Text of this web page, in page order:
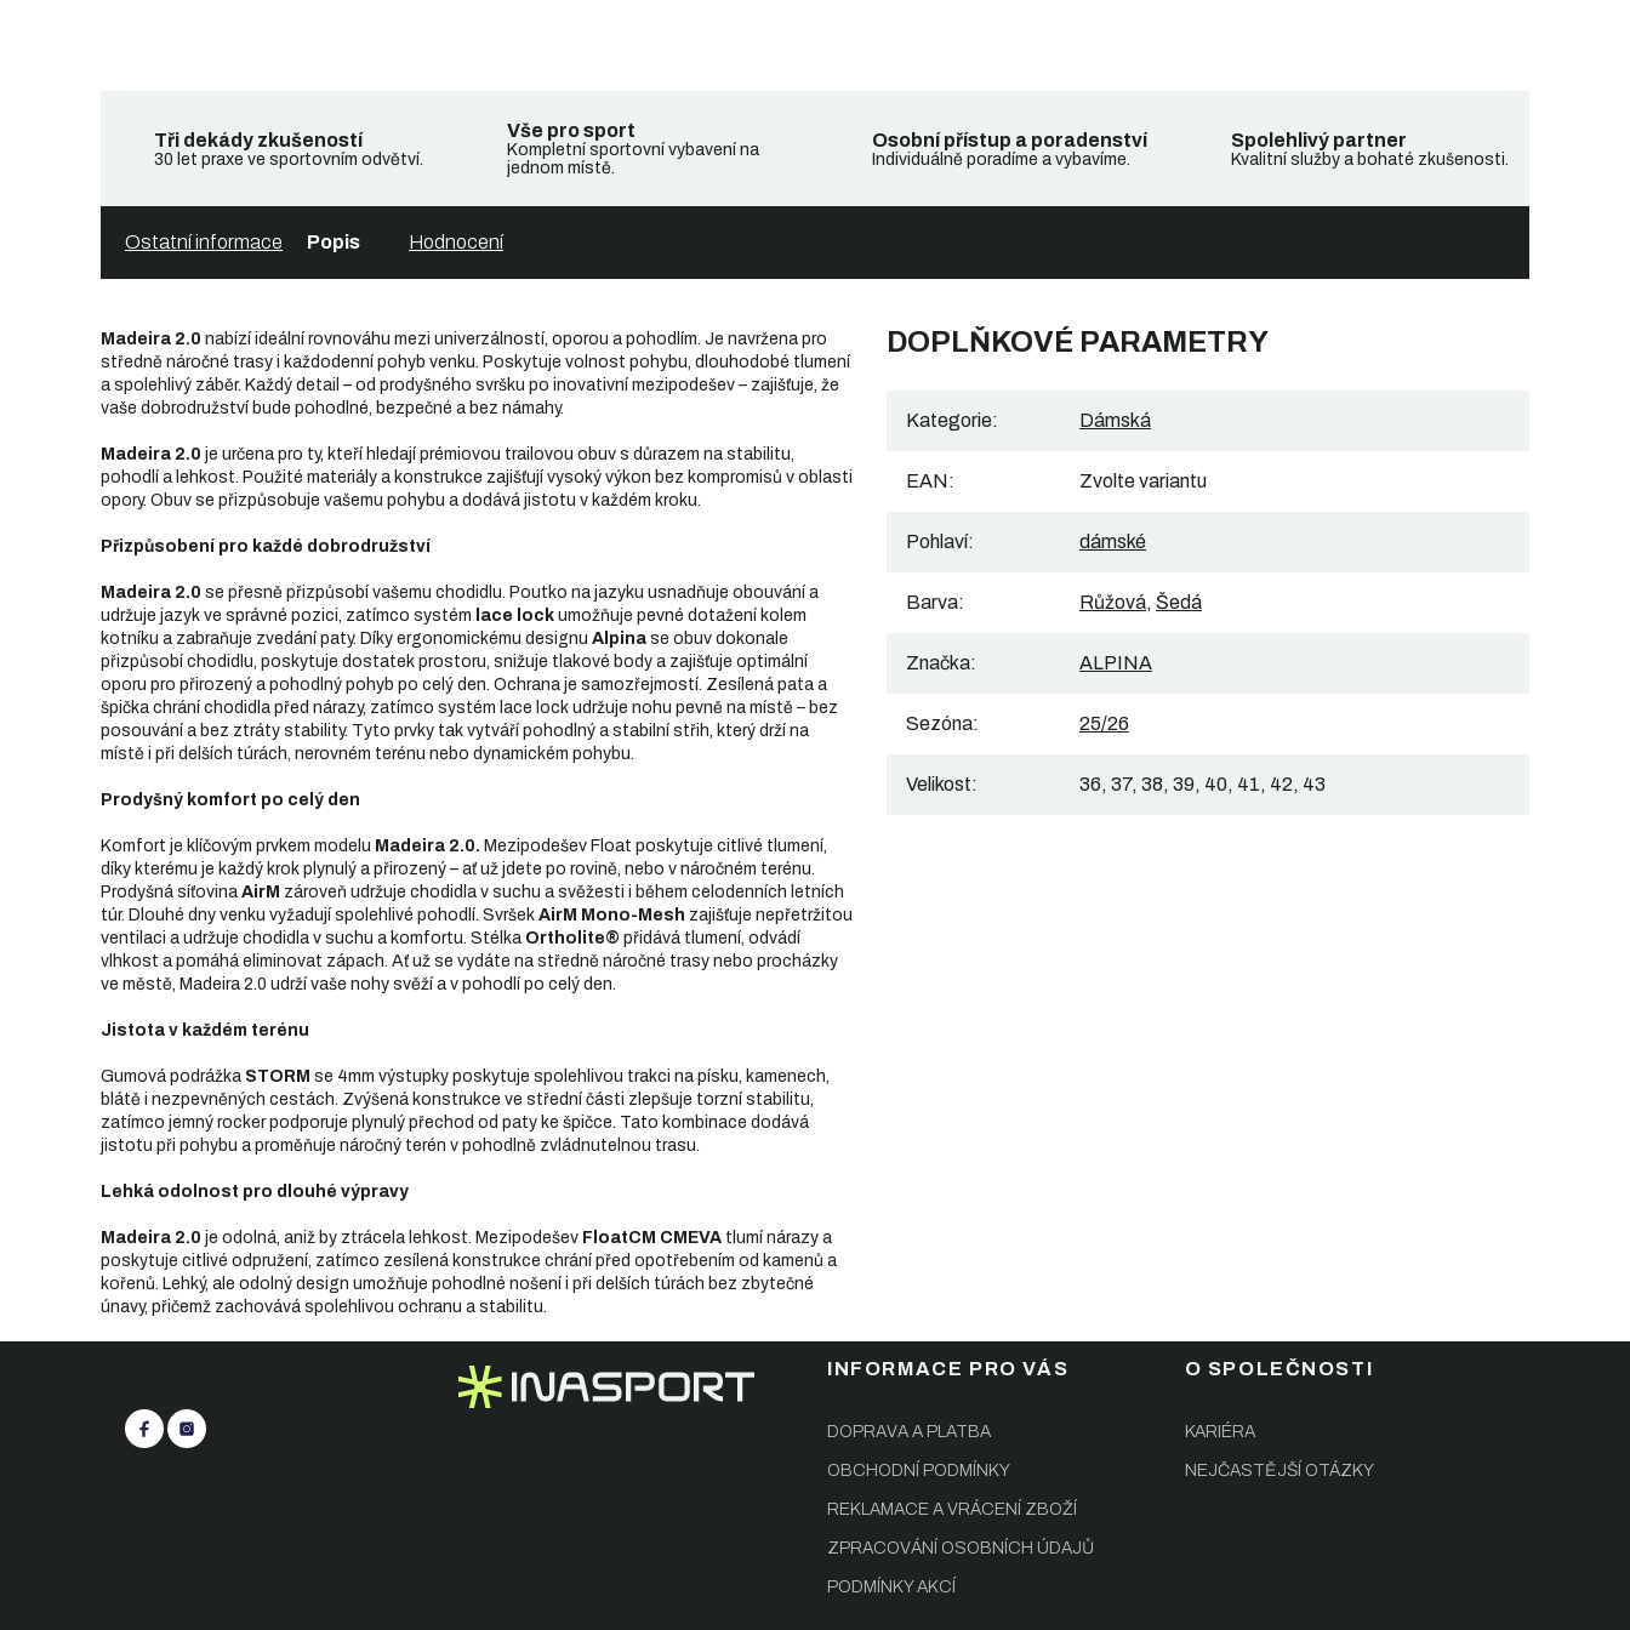
Tři dekády zkušeností
30 let praxe ve sportovním odvětví.
Vše pro sport
Kompletní sportovní vybavení na
jednom místě.
Osobní přístup a poradenství
Individuálně poradíme a vybavíme.
Spolehlivý partner
Kvalitní služby a bohaté zkušenosti.
Popis Hodnocení
Ostatní informace
Madeira 2.0 nabízí ideální rovnováhu mezi univerzálností, oporou a pohodlím. Je navržena pro
středně náročné trasy i každodenní pohyb venku. Poskytuje volnost pohybu, dlouhodobé tlumení
a spolehlivý záběr. Každý detail – od prodyšného svršku po inovativní mezipodešev – zajišťuje, že
vaše dobrodružství bude pohodlné, bezpečné a bez námahy.
Madeira 2.0 je určena pro ty, kteří hledají prémiovou trailovou obuv s důrazem na stabilitu,
pohodlí a lehkost. Použité materiály a konstrukce zajišťují vysoký výkon bez kompromisů v oblasti
opory. Obuv se přizpůsobuje vašemu pohybu a dodává jistotu v každém kroku.
Přizpůsobení pro každé dobrodružství
Madeira 2.0 se přesně přizpůsobí vašemu chodidlu. Poutko na jazyku usnadňuje obouvání a
udržuje jazyk ve správné pozici, zatímco systém lace lock umožňuje pevné dotažení kolem
kotníku a zabraňuje zvedání paty. Díky ergonomickému designu Alpina se obuv dokonale
přizpůsobí chodidlu, poskytuje dostatek prostoru, snižuje tlakové body a zajišťuje optimální
oporu pro přirozený a pohodlný pohyb po celý den. Ochrana je samozřejmostí. Zesílená pata a
špička chrání chodidla před nárazy, zatímco systém lace lock udržuje nohu pevně na místě – bez
posouvání a bez ztráty stability. Tyto prvky tak vytváří pohodlný a stabilní střih, který drží na
místě i při delších túrách, nerovném terénu nebo dynamickém pohybu.
Prodyšný komfort po celý den
Komfort je klíčovým prvkem modelu Madeira 2.0. Mezipodešev Float poskytuje citlivé tlumení,
díky kterému je každý krok plynulý a přirozený – ať už jdete po rovině, nebo v náročném terénu.
Prodyšná síťovina AirM zároveň udržuje chodidla v suchu a svěžesti i během celodenních letních
túr. Dlouhé dny venku vyžadují spolehlivé pohodlí. Svršek AirM Mono-Mesh zajišťuje nepřetržitou
ventilaci a udržuje chodidla v suchu a komfortu. Stélka Ortholite® přidává tlumení, odvádí
vlhkost a pomáhá eliminovat zápach. Ať už se vydáte na středně náročné trasy nebo procházky
ve městě, Madeira 2.0 udrží vaše nohy svěží a v pohodlí po celý den.
Jistota v každém terénu
Gumová podrážka STORM se 4mm výstupky poskytuje spolehlivou trakci na písku, kamenech,
blátě i nezpevněných cestách. Zvýšená konstrukce ve střední části zlepšuje torzní stabilitu,
zatímco jemný rocker podporuje plynulý přechod od paty ke špičce. Tato kombinace dodává
jistotu při pohybu a proměňuje náročný terén v pohodlně zvládnutelnou trasu.
Lehká odolnost pro dlouhé výpravy
Madeira 2.0 je odolná, aniž by ztrácela lehkost. Mezipodešev FloatCM CMEVA tlumí nárazy a
poskytuje citlivé odpružení, zatímco zesílená konstrukce chrání před opotřebením od kamenů a
kořenů. Lehký, ale odolný design umožňuje pohodlné nošení i při delších túrách bez zbytečné
únavy, přičemž zachovává spolehlivou ochranu a stabilitu.
DOPLŇKOVÉ PARAMETRY
Kategorie: Dámská
EAN: Zvolte variantu
Pohlaví: dámské
Barva: Růžová, Šedá
Značka: ALPINA
Sezóna: 25/26
Velikost: 36, 37, 38, 39, 40, 41, 42, 43
INFORMACE PRO VÁS
DOPRAVA A PLATBA
OBCHODNÍ PODMÍNKY
REKLAMACE A VRÁCENÍ ZBOŽÍ
ZPRACOVÁNÍ OSOBNÍCH ÚDAJŮ
PODMÍNKY AKCÍ
O SPOLEČNOSTI
KARIÉRA
NEJČASTĚJŠÍ OTÁZKY